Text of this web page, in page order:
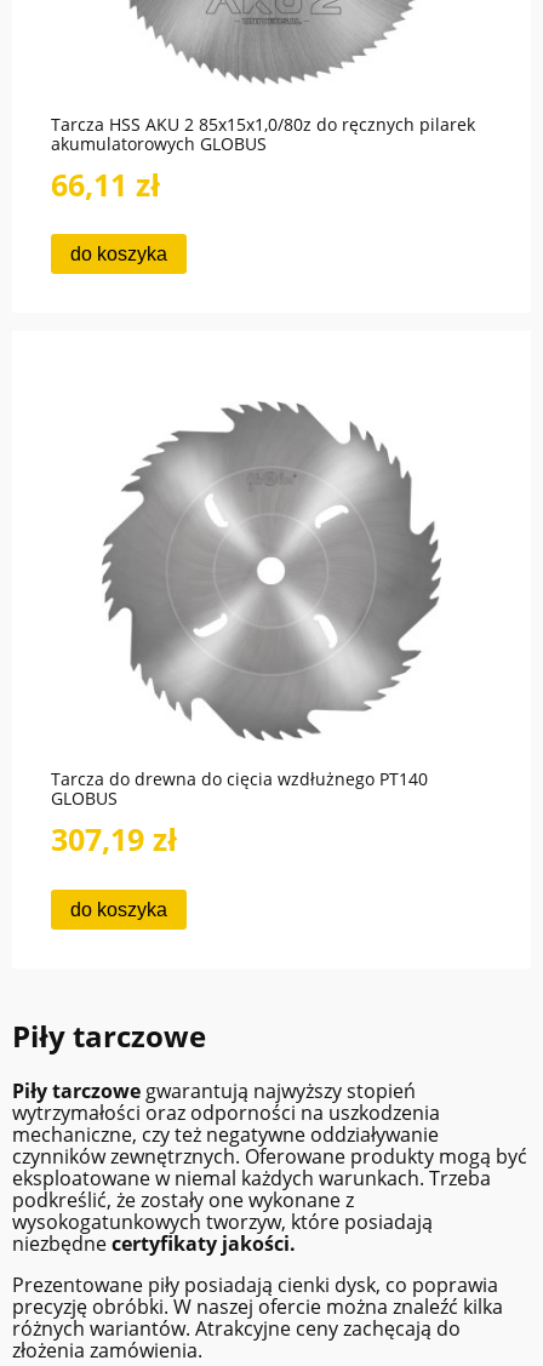
Tarcza HSS AKU 2 85x15x1,0/80z do ręcznych pilarek
akumulatorowych GLOBUS
66,11 zł
do koszyka
Tarcza do drewna do cięcia wzdłużnego PT140
GLOBUS
307,19 zł
do koszyka
Piły tarczowe
Piły tarczowe gwarantują najwyższy stopień
wytrzymałości oraz odporności na uszkodzenia
mechaniczne, czy też negatywne oddziaływanie
czynników zewnętrznych. Oferowane produkty mogą być
eksploatowane w niemal każdych warunkach. Trzeba
podkreślić, że zostały one wykonane z
wysokogatunkowych tworzyw, które posiadają
niezbędnecertyfikaty jakości.
Prezentowane piły posiadają cienki dysk, co poprawia
precyzję obróbki. W naszej ofercie można znaleźć kilka
różnych wariantów. Atrakcyjne ceny zachęcają do
złożenia zamówienia.